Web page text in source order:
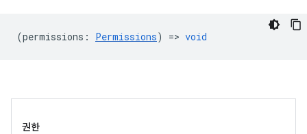
(permissions : Permissions) => void
권한